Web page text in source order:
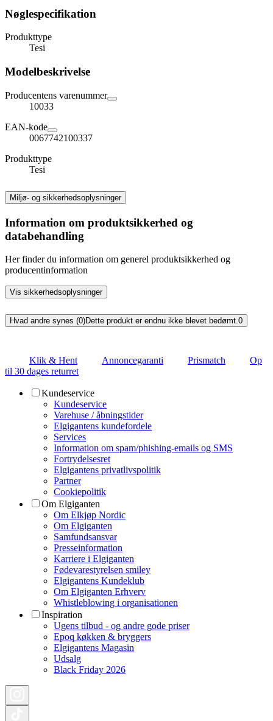
Nøglespecifikation
Produkttype
Tesi
Modelbeskrivelse
Producentens varenummer
10033
EAN-kode
0067742100337
Produkttype
Tesi
Miljø- og sikkerhedsoplysninger
Information om produktsikkerhed og
databehandling
Her finder du information om generel produktsikkerhed og
producentinformation
Vis sikkerhedsoplysninger
Hvad andre synes (0)Dette produkt er endnu ikke blevet bedømt.0
Klik & Hent Annoncegaranti Prismatch
Op
til 30 dages returret
Kundeservice
Kundeservice
Varehuse / åbningstider
Elgigantens kundefordele
Services
Information om spam/phishing-emails og SMS
Fortrydelsesret
Elgigantens privatlivspolitik
Partner
Cookiepolitik
Om Elgiganten
Om Elkjøp Nordic
Om Elgiganten
Samfundsansvar
Presseinformation
Karriere i Elgiganten
Fødevarestyrelsen smiley
Elgigantens Kundeklub
Om Elgiganten Erhverv
Whistleblowing i organisationen
Inspiration
Ugens tilbud - og andre gode priser
Epoq køkken & bryggers
Elgigantens Magasin
Udsalg
Black Friday 2026